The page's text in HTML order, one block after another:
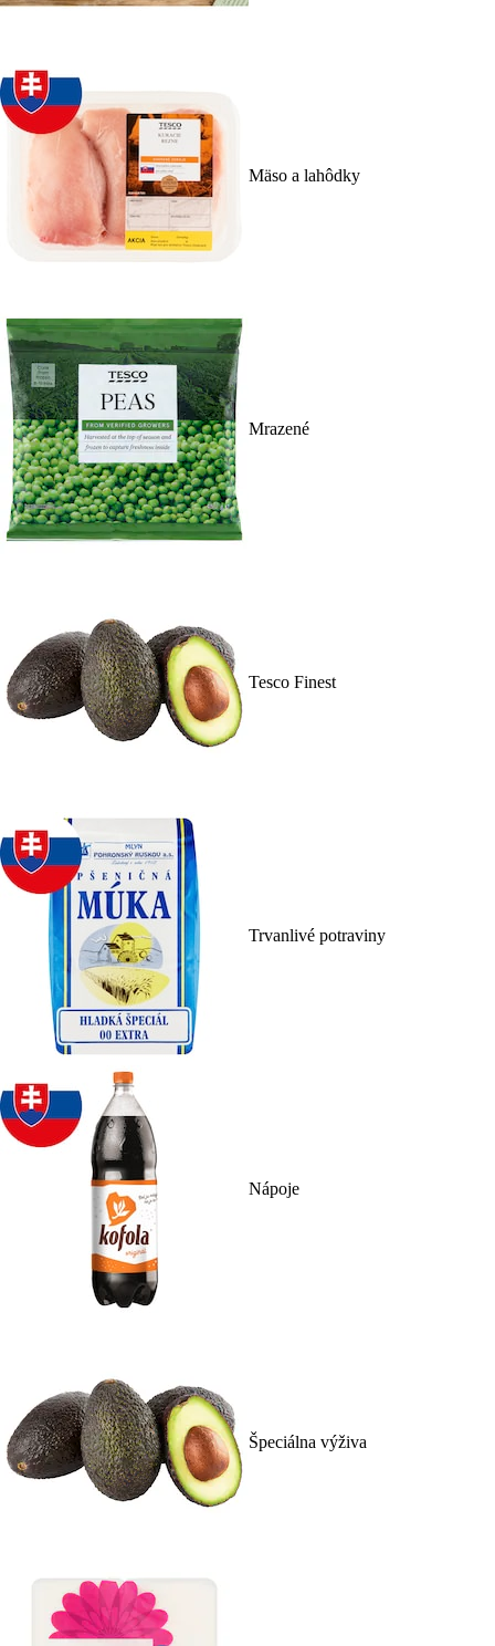
Mäso a lahôdky
Mrazené
Tesco Finest
Trvanlivé potraviny
Nápoje
Špeciálna výživa